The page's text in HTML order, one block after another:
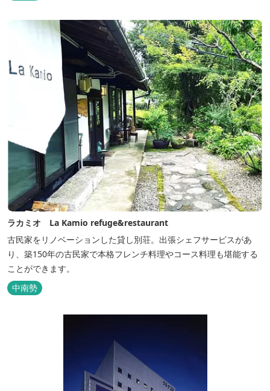
ラカミオ La Kamio refuge&restaurant
古民家をリノベーションした貸し別荘。出張シェフサービスがあ
り、築150年の古民家で本格フレンチ料理やコース料理も堪能する
ことができます。
中南勢